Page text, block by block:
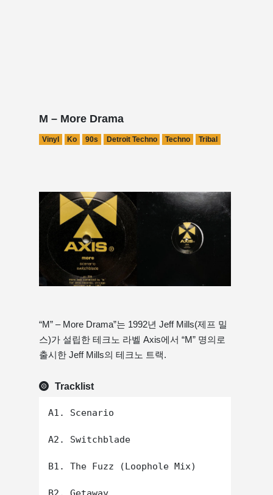
M – More Drama
Vinyl Ko 90s Detroit Techno Techno Tribal
“M” – More Drama”는 1992년 Jeff Mills(제프 밀
스)가 설립한 테크노 라벨 Axis에서 “M” 명의로
출시한 Jeff Mills의 테크노 트랙.
Tracklist
A1. Scenario
A2. Switchblade
B1. The Fuzz (Loophole Mix)